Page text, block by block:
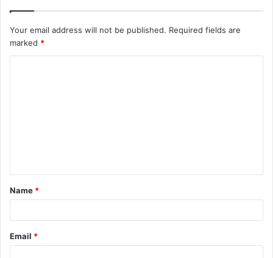
Your email address will not be published. Required fields are
marked *
t
*
Name *
Email *